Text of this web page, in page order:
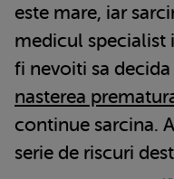
este mare, iar
medicul specialist
fi nevoiti sa
nasterea
continue sarcina.
serie de riscuri